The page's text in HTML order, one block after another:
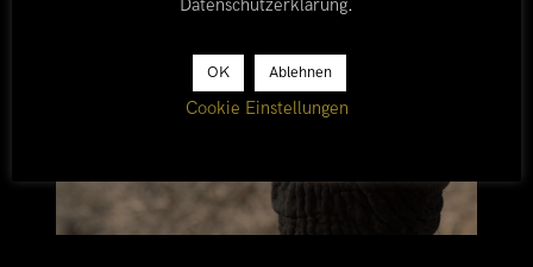
Datenschutzerklärung.
OK Ablehnen
Cookie Einstellungen